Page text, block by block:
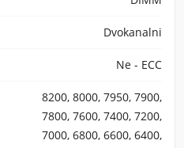
Dvokanalni
Ne - ECC
8200, 8000, 7950, 7900,
7800, 7600, 7400, 7200,
7000, 6800, 6600, 6400,